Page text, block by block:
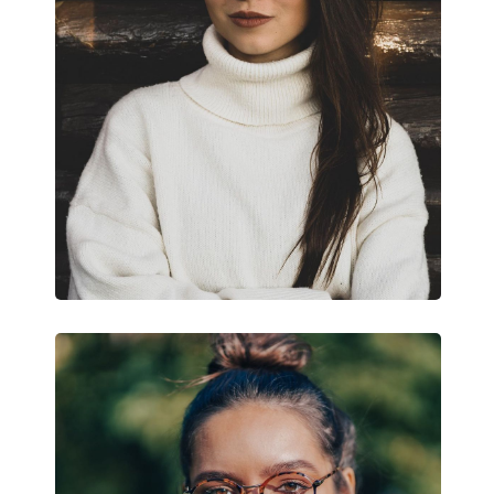
Flexi pánt:
Slnečný klip:
Nie
Príslušenstvo
Puzdro:
Áno
Čistiaca handrička:
Áno
Ostatné
Typ:
Dámske
Kategória:
Dioptrické
Značka:
Esprit
Kód:
ET17562 531 51